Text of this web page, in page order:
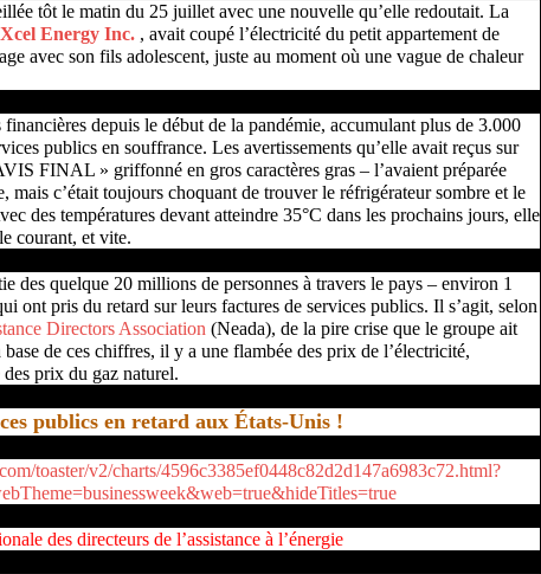
tôt le matin du 25 juillet avec une nouvelle qu’elle redoutait. La
Xcel Energy Inc. , avait coupé l’électricité du petit appartement de
avec son fils adolescent, juste au moment où une vague de chaleur
depuis le début de la pandémie, accumulant plus de 3.000
publics en souffrance. Les avertissements qu’elle avait reçus sur
FINAL » griffonné en gros caractères gras – l’avaient préparée
mais c’était toujours choquant de trouver le réfrigérateur sombre et le
des températures devant atteindre 35°C dans les prochains jours, elle
courant, et vite.
des quelque 20 millions de personnes à travers le pays – environ 1
ont pris du retard sur leurs factures de services publics. Il s’agit, selon
Directors Association (Neada), de la pire crise que le groupe ait
de ces chiffres, il y a une flambée des prix de l’électricité,
prix du gaz naturel.
publics en retard aux États-Unis !
toaster/v2/charts/4596c3385ef0448c82d2d147a6983c72.html?
des directeurs de l’assistance à l’énergie